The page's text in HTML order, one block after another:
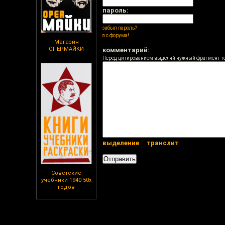
Магазин
ОПЕРМАЙКИ
Советские
учебники 1940-50х
годов
пароль:
забыл пароль?
я с форума!
комментарий:
Перед цитированием выделяй нужный фрагмент
выделение транслит